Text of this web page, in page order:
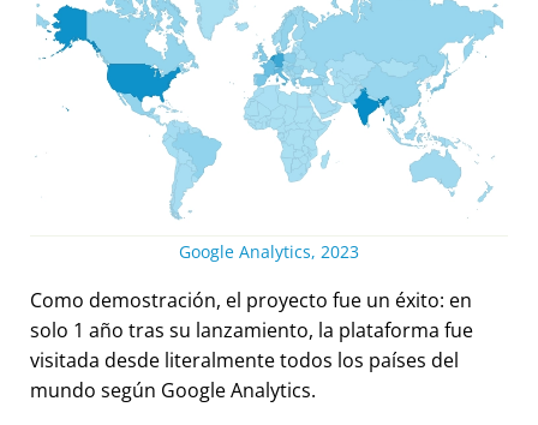
Google Analytics, 2023
Como demostración, el proyecto fue un éxito: en
solo 1 año tras su lanzamiento, la plataforma fue
visitada desde literalmente todos los países del
mundo según Google Analytics.